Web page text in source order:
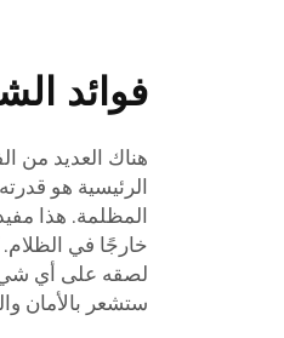
فوائد
هناك العديد من
الرئيسية هو
المظلمة. هذا
خارجًا في
لصقه على أي شيء
ستشعر بالأمان